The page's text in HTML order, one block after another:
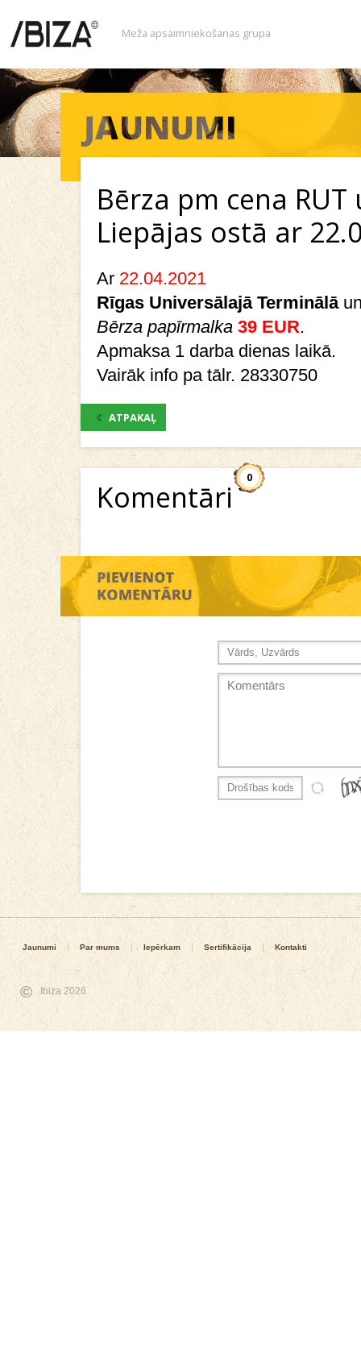
Meža apsaimniekošanas grupa
Bērza pm cena RUT
Liepājas ostā ar
Ar 22.04.2021
Rīgas Universālajā Terminālā
Bērza papīrmalka 39 EUR.
Apmaksa 1 darba dienas laikā.
Vairāk info pa tālr. 28330750
ATPAKAĻ
Komentāri
0
Jaunumi Par mums Iepērkam Sertifikācija Kontakti
© Ibiza 2026